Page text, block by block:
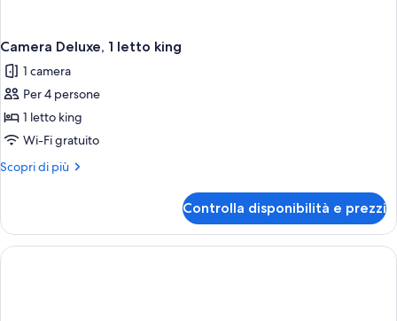
Camera Deluxe, 1 letto king
1 camera
Per 4 persone
1 letto king
Wi-Fi gratuito
Scopri di più
Altri
Deluxe,
letto
Controlla disponibilità e prezzi